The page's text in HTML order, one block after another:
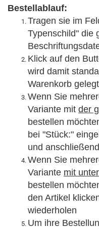
Bestellablauf:
Tragen sie im
Typenschild" die
Klick auf den
wird damit
Warenkorb gelegt
Wenn Sie
Variante mit der
bestellen
bei "Stück:"
und
Wenn Sie
Variante mit
bestellen
den Artikel
wiederholen
Um ihre